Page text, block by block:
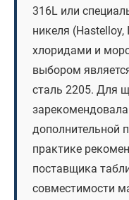
316L или
никеля
хлоридами и
выбором
сталь 2205. Для
дополнительной
практике
поставщика
совместимости